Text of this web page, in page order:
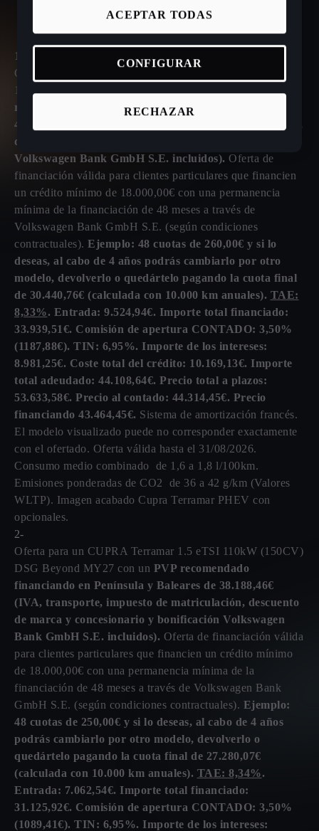
1-
Oferta para un CUPRA Terramar 1.5 TSI e-HYBRID
150kW (204 CV) DSG 6 vel Beyond Core con un
recomendado financiando en Península y Baleares de
43.464,45€ (IVA, transporte, impuesto de matriculación,
descuento de marca y concesionario y bonificación
Volkswagen Bank GmbH S.E. incluidos). Oferta de
financiación válida para clientes particulares que financien
un crédito mínimo de 18.000,00€ con una permanencia
mínima de la financiación de 48 meses a través de
Volkswagen Bank GmbH S.E. (según condiciones
contractuales). Ejemplo: 48 cuotas de 260,00€ y si lo
deseas, al cabo de 4 años podrás cambiarlo por otro
modelo, devolverlo o quedártelo pagando la cuota final
de 30.440,76€ (calculada con 10.000 km anuales). TAE:
8,33%. Entrada: 9.524,94€. Importe total financiado:
33.939,51€. Comisión de apertura CONTADO: 3,50%
(1187,88€). TIN: 6,95%. Importe de los intereses:
8.981,25€. Coste total del crédito: 10.169,13€. Importe
total adeudado: 44.108,64€. Precio total a plazos:
53.633,58€. Precio al contado: 44.314,45€. Precio
financiando 43.464,45€. Sistema de amortización francés.
El modelo visualizado puede no corresponder exactamente
con el ofertado. Oferta válida hasta el 31/08/2026.
Consumo medio combinado de 1,6 a 1,8 l/100km.
Emisiones ponderadas de CO2 de 36 a 42 g/km (Valores
WLTP). Imagen acabado Cupra Terramar PHEV con
opcionales.
2-
Oferta para un CUPRA Terramar 1.5 eTSI 110kW (150CV)
DSG Beyond MY27 con un PVP recomendado
financiando en Península y Baleares de 38.188,46€
(IVA, transporte, impuesto de matriculación, descuento
de marca y concesionario y bonificación Volkswagen
Bank GmbH S.E. incluidos). Oferta de financiación válida
para clientes particulares que financien un crédito mínimo
de 18.000,00€ con una permanencia mínima de la
financiación de 48 meses a través de Volkswagen Bank
GmbH S.E. (según condiciones contractuales). Ejemplo:
48 cuotas de 250,00€ y si lo deseas, al cabo de 4 años
podrás cambiarlo por otro modelo, devolverlo o
quedártelo pagando la cuota final de 27.280,07€
(calculada con 10.000 km anuales). TAE: 8,34%.
Entrada: 7.062,54€. Importe total financiado:
31.125,92€. Comisión de apertura CONTADO: 3,50%
(1089,41€). TIN: 6,95%. Importe de los intereses:
RECHAZAR
ACEPTAR TODAS
CONFIGURAR